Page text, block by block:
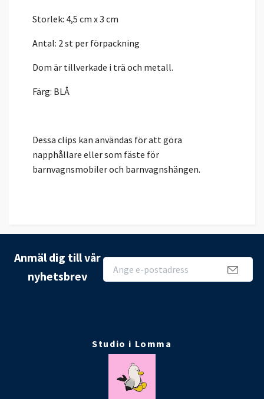
Storlek: 4,5 cm x 3 cm
Antal: 2 st per förpackning
Dom är tillverkade i trä och metall.
Färg: BLÅ
Dessa clips kan användas för att göra
napphållare eller som fäste för
barnvagnsmobiler och barnvagnshängen.
Anmäl dig till vår
nyhetsbrev
Studio i Lomma